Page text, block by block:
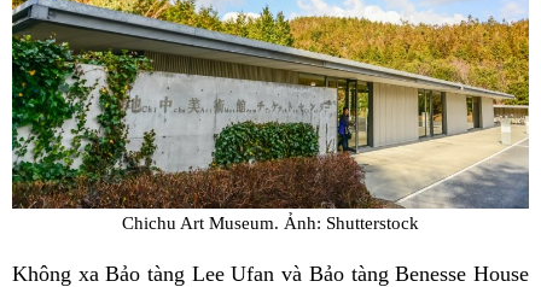
Chichu Art Museum. Ảnh: Shutterstock
Không xa Bảo tàng Lee Ufan và Bảo tàng Benesse House